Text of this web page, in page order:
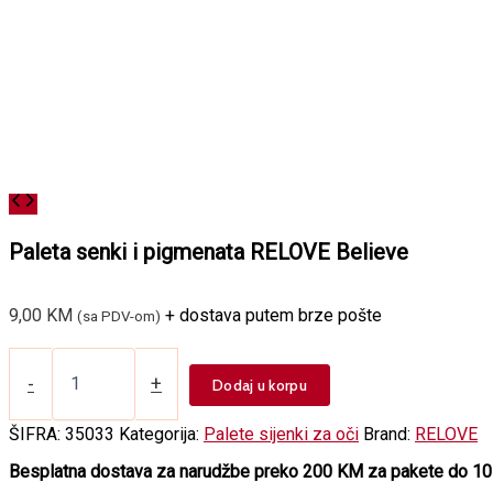
Paleta senki i pigmenata RELOVE Believe
9,00 KM (sa PDV-om) + dostava putem brze pošte
-
pigmenata
RELOVE
Believe
+ Dodaj u korpu
ŠIFRA: 35033 Kategorija: Palete sijenki za oči Brand: RELOVE
Besplatna dostava za narudžbe preko 200 KM za pakete do